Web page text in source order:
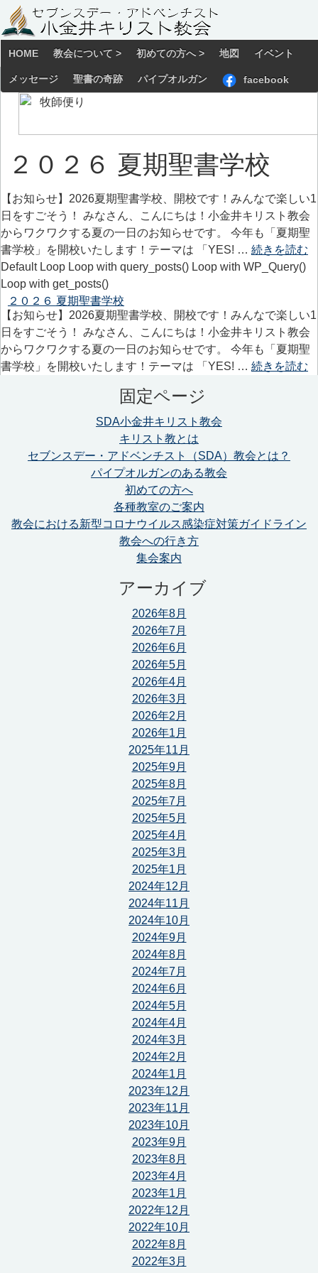
HOME 教会について > 初めての方へ > 地図 イベント
メッセージ 聖書の奇跡 パイプオルガン facebook
２０２６ 夏期聖書学校
【お知らせ】2026夏期聖書学校、開校です！みんなで楽しい1
日をすごそう！ みなさん、こんにちは！小金井キリスト教会
からワクワクする夏の一日のお知らせです。 今年も「夏期聖
書学校」を開校いたします！テーマは 「YES! … 続きを読む
Default Loop Loop with query_posts() Loop with WP_Query()
Loop with get_posts()
２０２６ 夏期聖書学校
【お知らせ】2026夏期聖書学校、開校です！みんなで楽しい1
日をすごそう！ みなさん、こんにちは！小金井キリスト教会
からワクワクする夏の一日のお知らせです。 今年も「夏期聖
書学校」を開校いたします！テーマは 「YES! … 続きを読む
固定ページ
SDA小金井キリスト教会
キリスト教とは
セブンスデー・アドベンチスト（SDA）教会とは？
パイプオルガンのある教会
初めての方へ
各種教室のご案内
教会における新型コロナウイルス感染症対策ガイドライン
教会への行き方
集会案内
アーカイブ
2026年8月
2026年7月
2026年6月
2026年5月
2026年4月
2026年3月
2026年2月
2026年1月
2025年11月
2025年9月
2025年8月
2025年7月
2025年5月
2025年4月
2025年3月
2025年1月
2024年12月
2024年11月
2024年10月
2024年9月
2024年8月
2024年7月
2024年6月
2024年5月
2024年4月
2024年3月
2024年2月
2024年1月
2023年12月
2023年11月
2023年10月
2023年9月
2023年8月
2023年4月
2023年1月
2022年12月
2022年10月
2022年8月
2022年3月